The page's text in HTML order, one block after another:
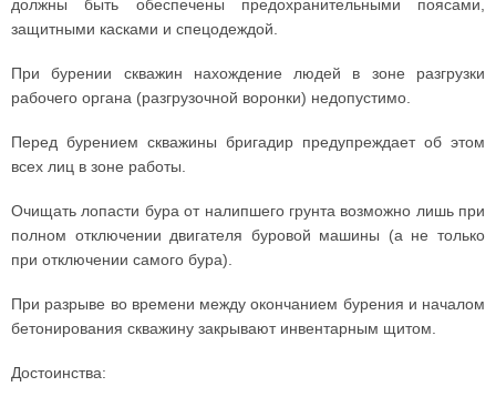
должны быть обеспечены предохранительными поясами,
защитными касками и спецодеждой.
При бурении скважин нахождение людей в зоне разгрузки
рабочего органа (разгрузочной воронки) недопустимо.
Перед бурением скважины бригадир предупреждает об этом
всех лиц в зоне работы.
Очищать лопасти бура от налипшего грунта возможно лишь при
полном отключении двигателя буровой машины (а не только
при отключении самого бура).
При разрыве во времени между окончанием бурения и началом
бетонирования скважину закрывают инвентарным щитом.
Достоинства: